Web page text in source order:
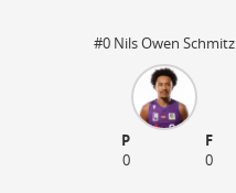
#0 Nils Owen Schmitz
P
F
0
0